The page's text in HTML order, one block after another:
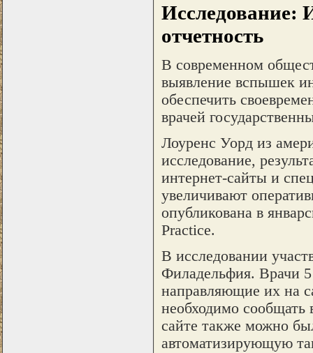
Исследование:
отчетность
В современном
выявление вспышек
обеспечить
врачей
Лоуренс Уорд из
исследование,
интернет-сайты и
увеличивают
опубликована в
Practice.
В исследовании
Филадельфия. Врачи
направляющие их на
необходимо сообщать
сайте также можно
автоматизирующую